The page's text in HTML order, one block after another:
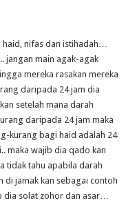
haid, nifas dan istihadah…
jangan main agak-agak
mereka rasakan mereka
daripada 24 jam dia
setelah mana darah
daripada 24 jam maka
kurang bagi haid adalah 24
maka wajib dia qado kan
tidak tahu apabila darah
di jamak kan sebagai contoh
dia solat zohor dan asar…